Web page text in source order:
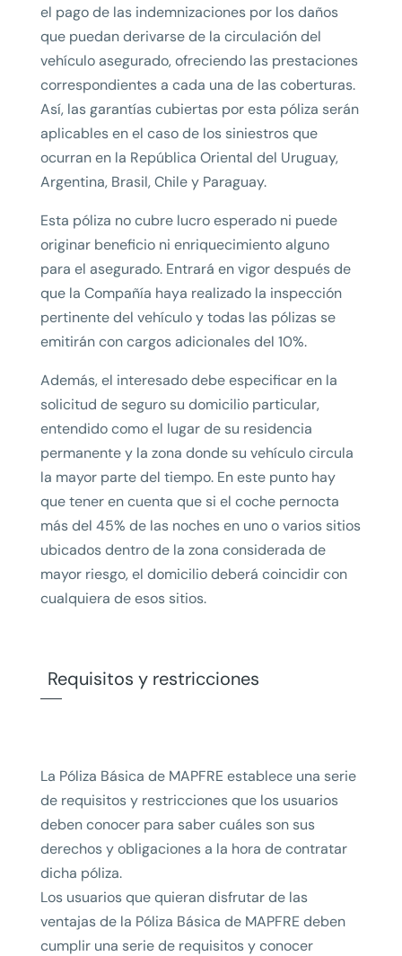
el pago de las indemnizaciones por los daños
que puedan derivarse de la circulación del
vehículo asegurado, ofreciendo las prestaciones
correspondientes a cada una de las coberturas.
Así, las garantías cubiertas por esta póliza serán
aplicables en el caso de los siniestros que
ocurran en la República Oriental del Uruguay,
Argentina, Brasil, Chile y Paraguay.
Esta póliza no cubre lucro esperado ni puede
originar beneficio ni enriquecimiento alguno
para el asegurado. Entrará en vigor después de
que la Compañía haya realizado la inspección
pertinente del vehículo y todas las pólizas se
emitirán con cargos adicionales del 10%.
Además, el interesado debe especificar en la
solicitud de seguro su domicilio particular,
entendido como el lugar de su residencia
permanente y la zona donde su vehículo circula
la mayor parte del tiempo. En este punto hay
que tener en cuenta que si el coche pernocta
más del 45% de las noches en uno o varios sitios
ubicados dentro de la zona considerada de
mayor riesgo, el domicilio deberá coincidir con
cualquiera de esos sitios.
Requisitos y restricciones
La Póliza Básica de MAPFRE establece una serie
de requisitos y restricciones que los usuarios
deben conocer para saber cuáles son sus
derechos y obligaciones a la hora de contratar
dicha póliza.
Los usuarios que quieran disfrutar de las
ventajas de la Póliza Básica de MAPFRE deben
cumplir una serie de requisitos y conocer